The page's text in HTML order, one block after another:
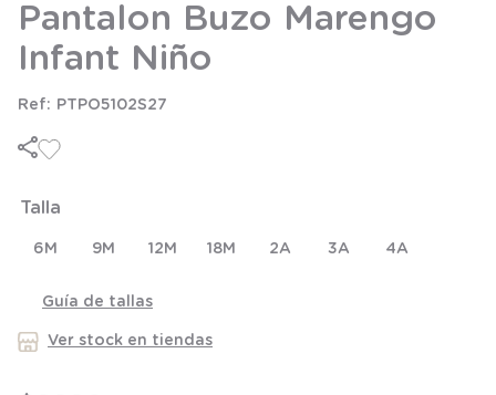
Pantalon Buzo Marengo
Infant Niño
PTPO5102S27
Talla
6M 9M 12M 18M 2A 3A 4A
Guía de tallas
Ver stock en tiendas
3.
zapatillas
4.
body
5
manta
8.
9.
saco dormir